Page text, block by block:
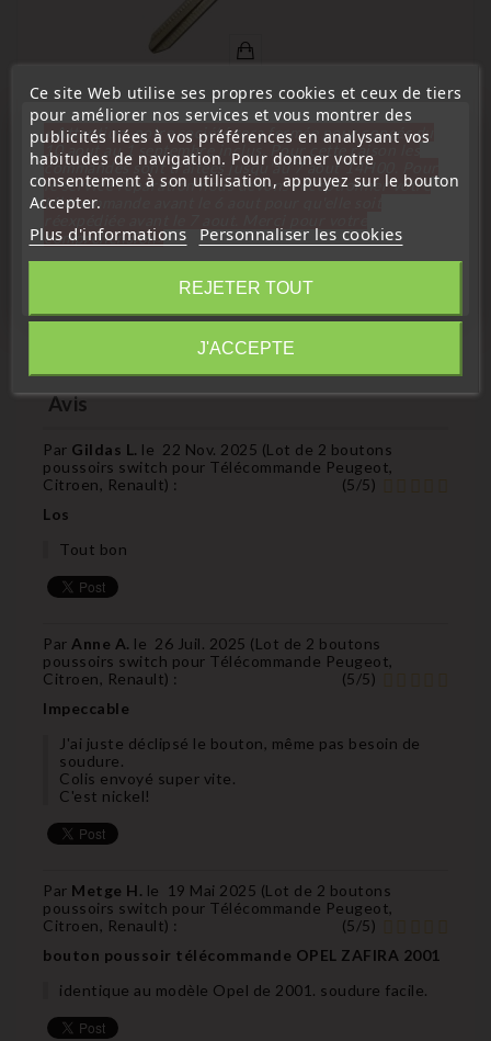
(4,8/ 5) sur28note(s)
Toyota
Télécommande Coque De Clé Plip Toyota Yaris RAV4 Celica
Prius Avensis Corolla Verso TOY63
Prix
Avis
Par Gildas L. le 22 Nov. 2025 (Lot de 2 boutons
poussoirs switch pour Télécommande Peugeot,
Citroen, Renault) : (5/5)
Los
Tout bon
Par Anne A. le 26 Juil. 2025 (Lot de 2 boutons
poussoirs switch pour Télécommande Peugeot,
Citroen, Renault) : (5/5)
Impeccable
J'ai juste déclipsé le bouton, même pas besoin de
soudure.
Colis envoyé super vite.
C'est nickel!
Par Metge H. le 19 Mai 2025 (Lot de 2 boutons
poussoirs switch pour Télécommande Peugeot,
Citroen, Renault) : (5/5)
bouton poussoir télécommande OPEL ZAFIRA 2001
identique au modèle Opel de 2001. soudure facile.
Ce site Web utilise ses propres cookies et ceux de tiers
pour améliorer nos services et vous montrer des
publicités liées à vos préférences en analysant vos
habitudes de navigation. Pour donner votre
consentement à son utilisation, appuyez sur le bouton
Accepter.
Plus d'informations Personnaliser les cookies
REJETER TOUT
J'ACCEPTE
« Attention, notre société sera fermée pour congés du
10 aout au 1 septembre inclus. Pour cette raison les
commandes sont traitées jusqu'au 7 aout 14H00. Pour
le service réparation nous devons réceptionner votre
télécommande avant le 6 aout pour qu'elle soit
compréhension»
Fermer
Information